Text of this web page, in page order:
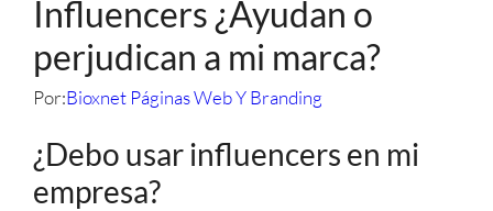
Influencers ¿Ayudan o
perjudican a mi marca?
Por:Bioxnet Páginas Web Y Branding
¿Debo usar influencers en mi
empresa?